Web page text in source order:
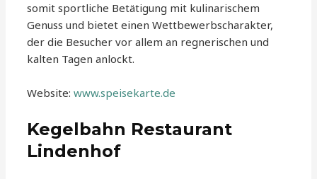
somit sportliche Betätigung mit kulinarischem
Genuss und bietet einen Wettbewerbscharakter,
der die Besucher vor allem an regnerischen und
kalten Tagen anlockt.
Website:www.speisekarte.de
Kegelbahn Restaurant
Lindenhof